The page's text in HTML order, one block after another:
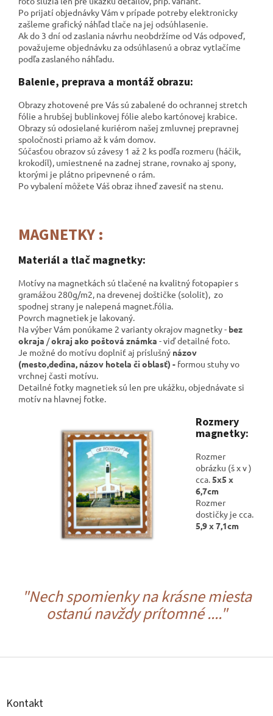
Po prijatí objednávky Vám v prípade potreby elektronicky
zašleme grafický náhľad tlače na jej odsúhlasenie.
Ak do 3 dní od zaslania návrhu neobdržíme od Vás odpoveď,
považujeme objednávku za odsúhlasenú a obraz vytlačíme
podľa zaslaného náhľadu.
Balenie, preprava a montáž obrazu:
Obrazy zhotovené pre Vás sú zabalené do ochrannej stretch
fólie a hrubšej bublinkovej fólie alebo kartónovej krabice.
Obrazy sú odosielané kuriérom našej zmluvnej prepravnej
spoločnosti priamo až k vám domov.
Súčasťou obrazov sú závesy 1 až 2 ks podľa rozmeru (háčik,
krokodíl), umiestnené na zadnej strane, rovnako aj spony,
ktorými je plátno pripevnené o rám.
Po vybalení môžete Váš obraz ihneď zavesiť na stenu.
MAGNETKY :
Materiál a tlač magnetky:
Motívy na magnetkách sú tlačené na kvalitný fotopapier s
gramážou 280g/m2, na drevenej doštičke (sololit), zo
spodnej strany je nalepená magnet.fólia.
Povrch magnetiek je lakovaný.
Na výber Vám ponúkame 2 varianty okrajov magnetky - bez
okraja /okraj ako poštová známka - viď detailné foto.
Je možné do motívu doplniť aj príslušný názov
(mesto,dedina, názov hotela či oblasť) - formou stuhy vo
vrchnej časti motívu.
Detailné fotky magnetiek sú len pre ukážku, objednávate si
motív na hlavnej fotke.
Rozmery
magnetky:
Rozmer
obrázku (š x v )
cca.5x5 x
6,7cm
Rozmer
dostičky je cca.
5,9 x 7,1cm
"Nech spomienky na krásne miesta
ostanú navždy prítomné ...."
Z
Kontakt